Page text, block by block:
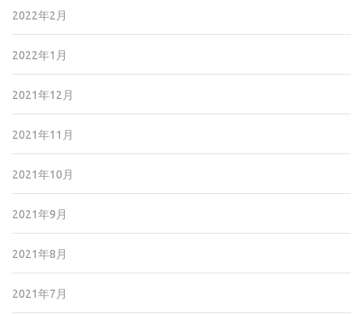
2022年2月
2022年1月
2021年12月
2021年11月
2021年10月
2021年9月
2021年8月
2021年7月